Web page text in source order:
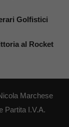
Golfistici
al Rocket
Marchese
Partita I.V.A.